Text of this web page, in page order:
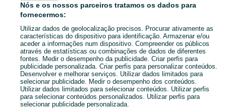
Mapa das freguesias
Mapa de mini-sites
Pesquisas populares
Nós e os nossos parceiros tratamos os dados para
fornecermos:
Utilizar dados de geolocalização precisos. Procurar ativamente as
características do dispositivo para identificação. Armazenar e/ou
aceder a informações num dispositivo. Compreender os públicos
através de estatísticas ou combinações de dados de diferentes
fontes. Medir o desempenho da publicidade. Criar perfis para
publicidade personalizada. Criar perfis para personalizar conteúdos.
Desenvolver e melhorar serviços. Utilizar dados limitados para
selecionar publicidade. Medir o desempenho dos conteúdos.
Utilizar dados limitados para selecionar conteúdos. Utilizar perfis
para selecionar conteúdos personalizados. Utilizar perfis para
selecionar publicidade personalizada.